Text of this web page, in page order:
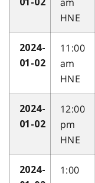
HNE
2024-
01-02
11:00
am
HNE
2024-
01-02
12:00
pm
HNE
2024-
1:00